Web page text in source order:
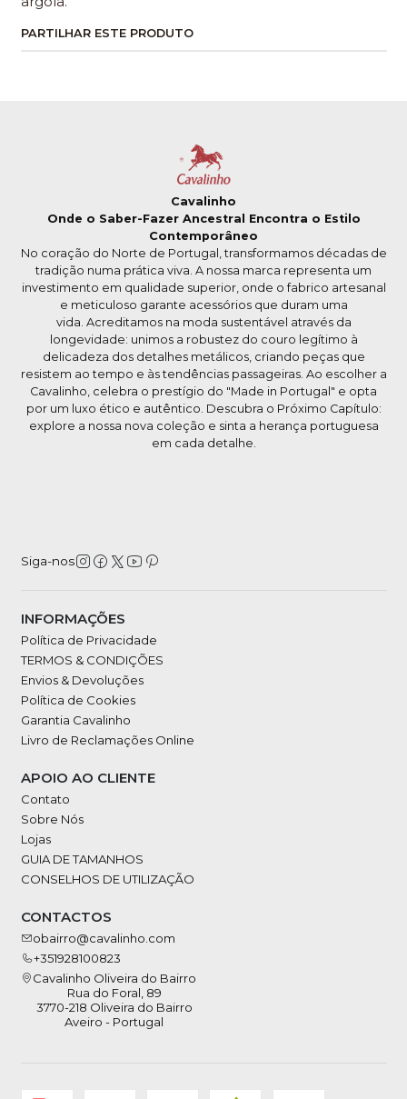
PARTILHAR ESTE PRODUTO
Cavalinho
Onde o Saber-Fazer Ancestral Encontra o Estilo
Contemporâneo
No coração do Norte de Portugal, transformamos décadas de
tradição numa prática viva. A nossa marca representa um
investimento em qualidade superior, onde o fabrico artesanal
e meticuloso garante acessórios que duram uma
vida. Acreditamos na moda sustentável através da
longevidade: unimos a robustez do couro legítimo à
delicadeza dos detalhes metálicos, criando peças que
resistem ao tempo e às tendências passageiras. Ao escolher a
Cavalinho, celebra o prestígio do "Made in Portugal" e opta
por um luxo ético e autêntico. Descubra o Próximo Capítulo:
explore a nossa nova coleção e sinta a herança portuguesa
em cada detalhe.
Siga-nos
INFORMAÇÕES
Política de Privacidade
TERMOS & CONDIÇÕES
Envios & Devoluções
Política de Cookies
Garantia Cavalinho
Livro de Reclamações Online
APOIO AO CLIENTE
Contato
Sobre Nós
Lojas
GUIA DE TAMANHOS
CONSELHOS DE UTILIZAÇÃO
CONTACTOS
obairro@cavalinho.com
+351928100823
Cavalinho Oliveira do Bairro
Rua do Foral, 89
3770-218 Oliveira do Bairro
Aveiro - Portugal